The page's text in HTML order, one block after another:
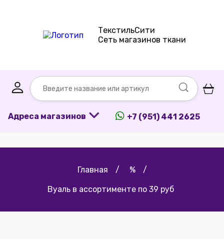
ТекстильСити
Сеть магазинов ткани
Адреса магазинов +7 (951) 441 2625
Главная / % /
Вуаль в ассортименте по 39 руб